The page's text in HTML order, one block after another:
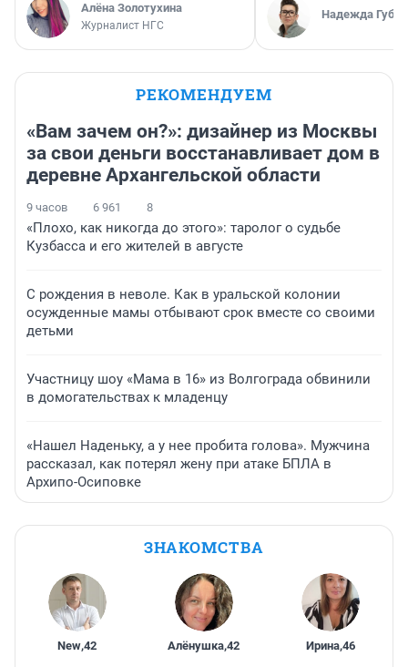
Алёна Золотухина
Журналист НГС
Надежда
РЕКОМЕНДУЕМ
«Вам зачем он?»: дизайнер из Москвы
за свои деньги восстанавливает дом в
деревне Архангельской области
9 часов 6 961 8
«Плохо, как никогда до этого»: таролог о судьбе
Кузбасса и его жителей в августе
С рождения в неволе. Как в уральской колонии
осужденные мамы отбывают срок вместе со своими
детьми
Участницу шоу «Мама в 16» из Волгограда обвинили
в домогательствах к младенцу
«Нашел Наденьку, а у нее пробита голова». Мужчина
рассказал, как потерял жену при атаке БПЛА в
Архипо-Осиповке
ЗНАКОМСТВА
New,42 Алёнушка,42 Ирина,46